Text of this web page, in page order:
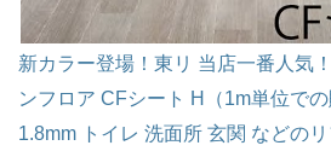
新カラー登場！東リ 当店一番人気
ンフロア CFシート H（1m単位で
1.8mm トイレ 洗面所 玄関 などの